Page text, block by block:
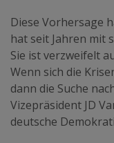
Diese Vorhersage
hat seit Jahren mit
Sie ist verzweifelt
Wenn sich die
dann die Suche
Vizepräsident JD
deutsche